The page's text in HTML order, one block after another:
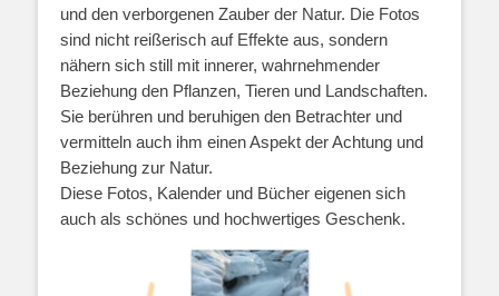
und den verborgenen Zauber der Natur. Die Fotos
sind nicht reißerisch auf Effekte aus, sondern
nähern sich still mit innerer, wahrnehmender
Beziehung den Pflanzen, Tieren und Landschaften.
Sie berühren und beruhigen den Betrachter und
vermitteln auch ihm einen Aspekt der Achtung und
Beziehung zur Natur.
Diese Fotos, Kalender und Bücher eigenen sich
auch als schönes und hochwertiges Geschenk.